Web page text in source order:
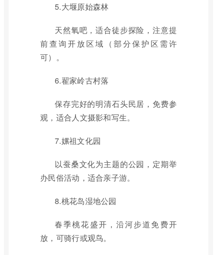
5.大堰原始森林
天然氧吧，适合徒步探险，注意提
前查询开放区域（部分保护区需许
可）。
6.翟家岭古村落
保存完好的明清石头民居，免费参
观，适合人文摄影和写生。
7.嫘祖文化园
以蚕桑文化为主题的公园，定期举
办民俗活动，适合亲子游。
8.桃花岛湿地公园
春季桃花盛开，沿河步道免费开
放，可骑行或观鸟。